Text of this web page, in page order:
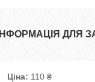
ІНФОРМАЦІЯ ДЛЯ
Ціна: 110 ₴